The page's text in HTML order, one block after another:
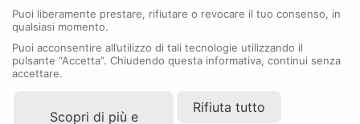
Puoi liberamente prestare, rifiutare o revocare il tuo consenso, in
qualsiasi momento.
Puoi acconsentire all’utilizzo di tali tecnologie utilizzando il
pulsante “Accetta”. Chiudendo questa informativa, continui senza
accettare.
Scopri di più e
Rifiuta tutto